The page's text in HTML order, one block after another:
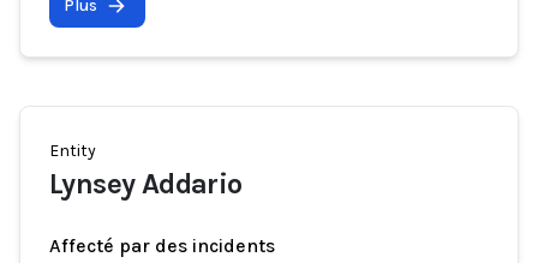
Plus
Entity
Lynsey Addario
Affecté par des incidents